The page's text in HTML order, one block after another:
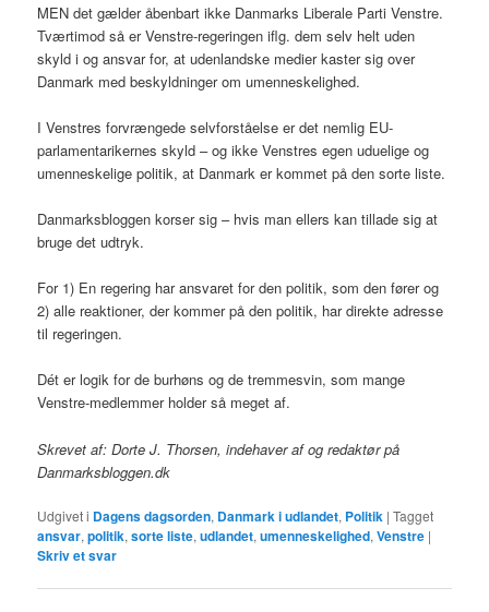
MEN det gælder åbenbart ikke Danmarks Liberale Parti Venstre.
Tværtimod så er Venstre-regeringen iflg. dem selv helt uden
skyld i og ansvar for, at udenlandske medier kaster sig over
Danmark med beskyldninger om umenneskelighed.
I Venstres forvrængede selvforståelse er det nemlig EU-
parlamentarikernes skyld – og ikke Venstres egen uduelige og
umenneskelige politik, at Danmark er kommet på den sorte liste.
Danmarksbloggen korser sig – hvis man ellers kan tillade sig at
bruge det udtryk.
For 1) En regering har ansvaret for den politik, som den fører og
2) alle reaktioner, der kommer på den politik, har direkte adresse
til regeringen.
Dét er logik for de burhøns og de tremmesvin, som mange
Venstre-medlemmer holder så meget af.
Skrevet af: Dorte J. Thorsen, indehaver af og redaktør på
Danmarksbloggen.dk
Udgivet i Dagens dagsorden, Danmark i udlandet, Politik |Tagget
ansvar,politik,sorte liste,udlandet,umenneskelighed,Venstre |
Skriv et svar